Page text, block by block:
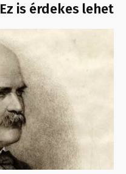
Ez is érdekes lehet